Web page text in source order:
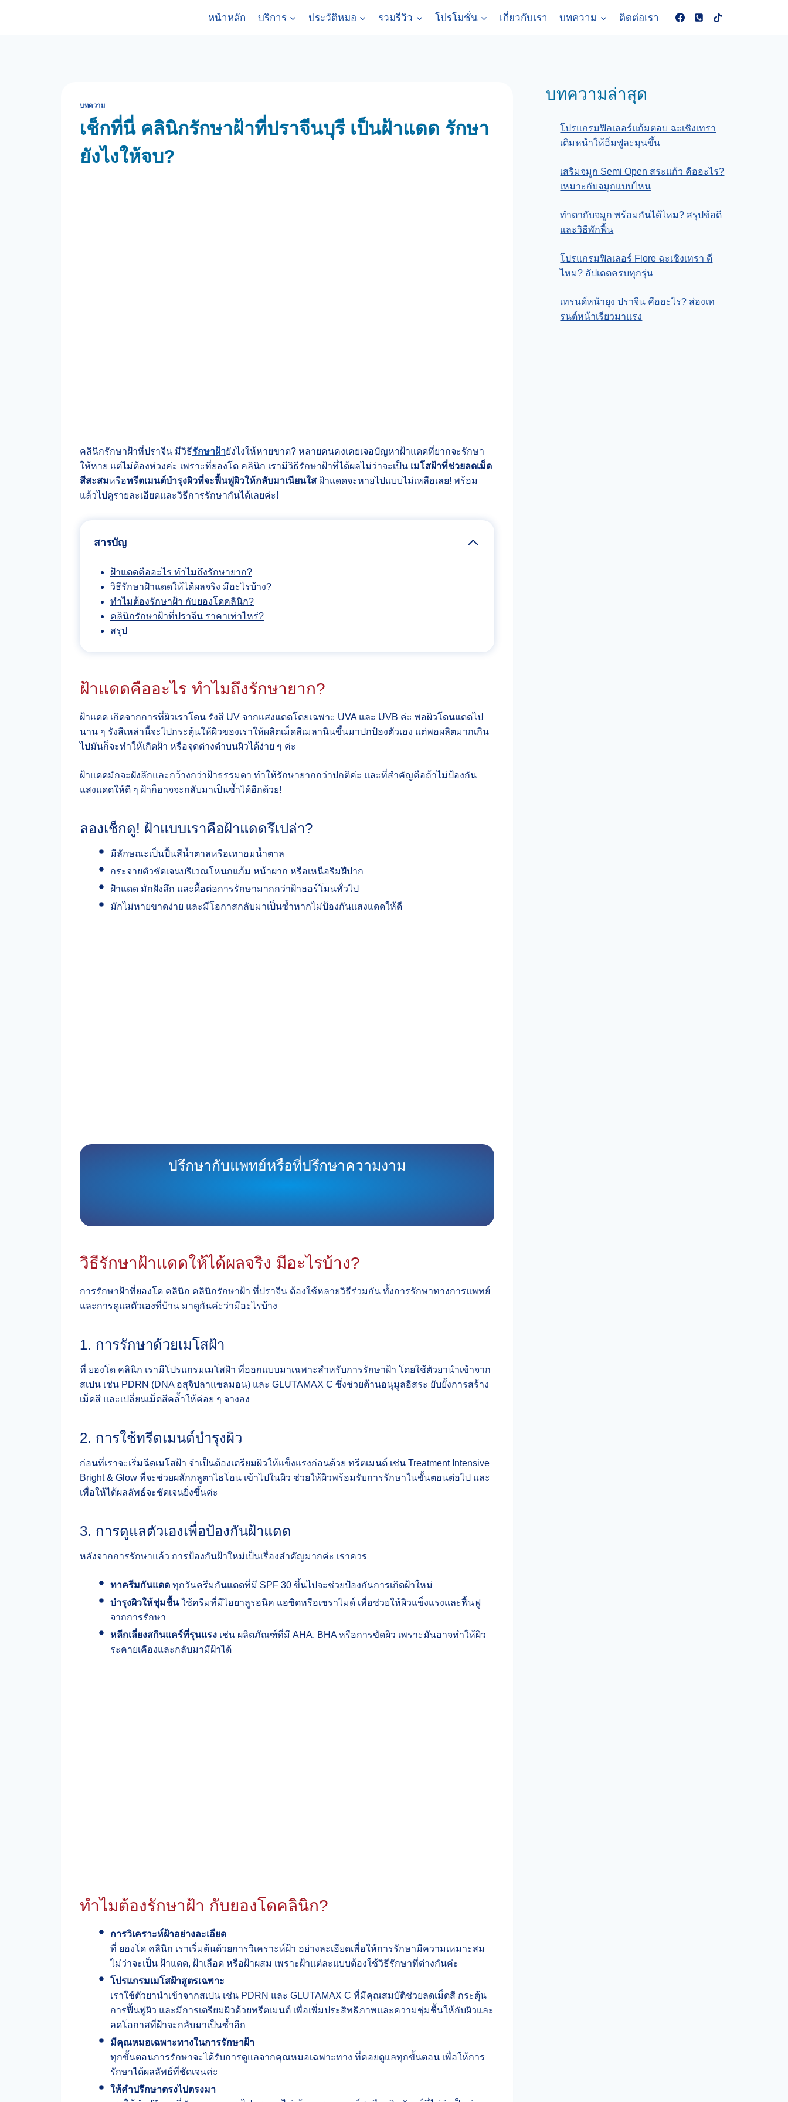
หน้าหลัก บริการ ประวัติหมอ รวมรีวิว โปรโมชั่น เกี่ยวกับเรา บทความ ติดต่อเรา
บทความ
เช็กที่นี่ คลินิกรักษาฝ้าที่ปราจีนบุรี เป็นฝ้าแดด รักษา
ยังไงให้จบ?
คลินิกรักษาฝ้าที่ปราจีน มีวิธีรักษาฝ้ายังไงให้หายขาด? หลายคนคงเคยเจอปัญหาฝ้าแดดที่ยากจะรักษา
ให้หาย แต่ไม่ต้องห่วงค่ะ เพราะที่ยองโด คลินิก เรามีวิธีรักษาฝ้าที่ได้ผลไม่ว่าจะเป็น เมโสฝ้าที่ช่วยลดเม็ด
สีสะสมหรือทรีตเมนต์บำรุงผิวที่จะฟื้นฟูผิวให้กลับมาเนียนใส ฝ้าแดดจะหายไปแบบไม่เหลือเลย! พร้อม
แล้วไปดูรายละเอียดและวิธีการรักษากันได้เลยค่ะ!
สารบัญ
ฝ้าแดดคืออะไร ทำไมถึงรักษายาก?
วิธีรักษาฝ้าแดดให้ได้ผลจริง มีอะไรบ้าง?
ทำไมต้องรักษาฝ้า กับยองโดคลินิก?
คลินิกรักษาฝ้าที่ปราจีน ราคาเท่าไหร่?
สรุป
ฝ้าแดดคืออะไร ทำไมถึงรักษายาก?
ฝ้าแดด เกิดจากการที่ผิวเราโดน รังสี UV จากแสงแดดโดยเฉพาะ UVA และ UVB ค่ะ พอผิวโดนแดดไป
นาน ๆ รังสีเหล่านี้จะไปกระตุ้นให้ผิวของเราให้ผลิตเม็ดสีเมลานินขึ้นมาปกป้องตัวเอง แต่พอผลิตมากเกิน
ไปมันก็จะทำให้เกิดฝ้า หรือจุดด่างดำบนผิวได้ง่าย ๆ ค่ะ
ฝ้าแดดมักจะฝังลึกและกว้างกว่าฝ้าธรรมดา ทำให้รักษายากกว่าปกติค่ะ และที่สำคัญคือถ้าไม่ป้องกัน
แสงแดดให้ดี ๆ ฝ้าก็อาจจะกลับมาเป็นซ้ำได้อีกด้วย!
ลองเช็กดู! ฝ้าแบบเราคือฝ้าแดดรึเปล่า?
มีลักษณะเป็นปื้นสีน้ำตาลหรือเทาอมน้ำตาล
กระจายตัวชัดเจนบริเวณโหนกแก้ม หน้าผาก หรือเหนือริมฝีปาก
ฝ้าแดด มักฝังลึก และดื้อต่อการรักษามากกว่าฝ้าฮอร์โมนทั่วไป
มักไม่หายขาดง่าย และมีโอกาสกลับมาเป็นซ้ำหากไม่ป้องกันแสงแดดให้ดี
ปรึกษากับแพทย์หรือที่ปรึกษาความงาม
วิธีรักษาฝ้าแดดให้ได้ผลจริง มีอะไรบ้าง?
การรักษาฝ้าที่ยองโด คลินิก คลินิกรักษาฝ้า ที่ปราจีน ต้องใช้หลายวิธีร่วมกัน ทั้งการรักษาทางการแพทย์
และการดูแลตัวเองที่บ้าน มาดูกันค่ะว่ามีอะไรบ้าง
1. การรักษาด้วยเมโสฝ้า
ที่ ยองโด คลินิก เรามีโปรแกรมเมโสฝ้า ที่ออกแบบมาเฉพาะสำหรับการรักษาฝ้า โดยใช้ตัวยานำเข้าจาก
สเปน เช่น PDRN (DNA อสุจิปลาแซลมอน) และ GLUTAMAX C ซึ่งช่วยต้านอนุมูลอิสระ ยับยั้งการสร้าง
เม็ดสี และเปลี่ยนเม็ดสีคล้ำให้ค่อย ๆ จางลง
2. การใช้ทรีตเมนต์บำรุงผิว
ก่อนที่เราจะเริ่มฉีดเมโสฝ้า จำเป็นต้องเตรียมผิวให้แข็งแรงก่อนด้วย ทรีตเมนต์ เช่น Treatment Intensive
Bright & Glow ที่จะช่วยผลักกลูตาไธโอน เข้าไปในผิว ช่วยให้ผิวพร้อมรับการรักษาในขั้นตอนต่อไป และ
เพื่อให้ได้ผลลัพธ์จะชัดเจนยิ่งขึ้นค่ะ
3. การดูแลตัวเองเพื่อป้องกันฝ้าแดด
หลังจากการรักษาแล้ว การป้องกันฝ้าใหม่เป็นเรื่องสำคัญมากค่ะ เราควร
ทาครีมกันแดด ทุกวันครีมกันแดดที่มี SPF 30 ขึ้นไปจะช่วยป้องกันการเกิดฝ้าใหม่
บำรุงผิวให้ชุ่มชื้นใช้ครีมที่มีไฮยาลูรอนิค แอซิดหรือเซราไมด์ เพื่อช่วยให้ผิวแข็งแรงและฟื้นฟู
จากการรักษา
หลีกเลี่ยงสกินแคร์ที่รุนแรง เช่น ผลิตภัณฑ์ที่มี AHA, BHA หรือการขัดผิว เพราะมันอาจทำให้ผิว
ระคายเคืองและกลับมามีฝ้าได้
ทำไมต้องรักษาฝ้า กับยองโดคลินิก?
การวิเคราะห์ฝ้าอย่างละเอียด
ที่ ยองโด คลินิก เราเริ่มต้นด้วยการวิเคราะห์ฝ้า อย่างละเอียดเพื่อให้การรักษามีความเหมาะสม
ไม่ว่าจะเป็น ฝ้าแดด, ฝ้าเลือด หรือฝ้าผสม เพราะฝ้าแต่ละแบบต้องใช้วิธีรักษาที่ต่างกันค่ะ​
โปรแกรมเมโสฝ้าสูตรเฉพาะ
เราใช้ตัวยานำเข้าจากสเปน เช่น PDRN และ GLUTAMAX C ที่มีคุณสมบัติช่วยลดเม็ดสี กระตุ้น
การฟื้นฟูผิว และมีการเตรียมผิวด้วยทรีตเมนต์ เพื่อเพิ่มประสิทธิภาพและความชุ่มชื้นให้กับผิว​และ
ลดโอกาสที่ฝ้าจะกลับมาเป็นซ้ำ​อีก
มีคุณหมอเฉพาะทางในการรักษาฝ้า
ทุกขั้นตอนการรักษาจะได้รับการดูแลจากคุณหมอเฉพาะทาง ที่คอยดูแลทุกขั้นตอน เพื่อให้การ
รักษาได้ผลลัพธ์ที่ชัดเจนค่ะ ​
ให้คำปรึกษาตรงไปตรงมา
บทความล่าสุด
โปรแกรมฟิลเลอร์แก้มตอบ ฉะเชิงเทรา
เติมหน้าให้อิ่มฟูละมุนขึ้น
เสริมจมูก Semi Open สระแก้ว คืออะไร?
เหมาะกับจมูกแบบไหน
ทําตากับจมูก พร้อมกันได้ไหม? สรุปข้อดี
และวิธีพักฟื้น
โปรแกรมฟิลเลอร์ Flore ฉะเชิงเทรา ดี
ไหม? อัปเดตครบทุกรุ่น
เทรนด์หน้ายุง ปราจีน คืออะไร? ส่องเท
รนด์หน้าเรียวมาแรง